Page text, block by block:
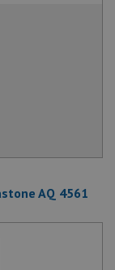
AQ 4561